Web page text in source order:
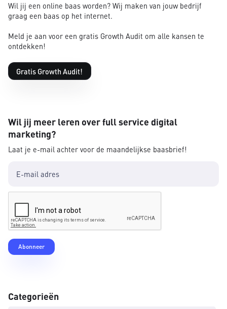
Wil jij een online baas worden? Wij maken van jouw bedrijf
graag een baas op het internet.
Meld je aan voor een gratis Growth Audit om alle kansen te
ontdekken!
Gratis Growth Audit!
Wil jij meer leren over full service digital
marketing?
Laat je e-mail achter voor de maandelijkse baasbrief!
Categorieën